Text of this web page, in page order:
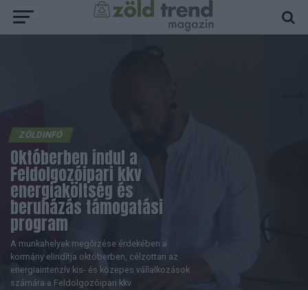
ZÖLDINFÓ
Októberben indul a
Feldolgozóipari kkv
energiaköltség és
beruházás támogatási
program
A munkahelyek megőrzése érdekében a
kormány elindítja októberben, célzottan az
energiaintenzív kis- és közepes vállalkozások
számára a Feldolgozóipari kkv